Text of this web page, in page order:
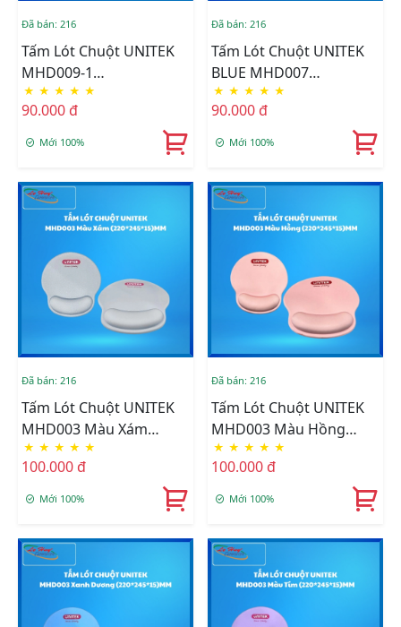
Đã bán: 216
Tấm Lót Chuột UNITEK
MHD009-1
(220*245*15)MM
★ ★ ★ ★ ★
90.000 đ
Mới 100%
Đã bán: 216
Tấm Lót Chuột UNITEK
BLUE MHD007
(220*245*15)MM
★ ★ ★ ★ ★
90.000 đ
Mới 100%
Đã bán: 216
Tấm Lót Chuột UNITEK
MHD003 Màu Xám
(220*245*15)MM
★ ★ ★ ★ ★
100.000 đ
Mới 100%
Đã bán: 216
Tấm Lót Chuột UNITEK
MHD003 Màu Hồng
(220*245*15)MM
★ ★ ★ ★ ★
100.000 đ
Mới 100%